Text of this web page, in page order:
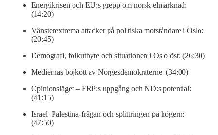
Energikrisen och EU:s grepp om norsk elmarknad:
(14:20)
Vänsterextrema attacker på politiska motståndare i Oslo:
(20:45)
Demografi, folkutbyte och situationen i Oslo öst: (26:30)
Mediernas bojkott av Norgesdemokraterne: (34:00)
Opinionsläget – FRP:s uppgång och ND:s potential:
(41:15)
Israel–Palestina-frågan och splittringen på högern:
(47:50)